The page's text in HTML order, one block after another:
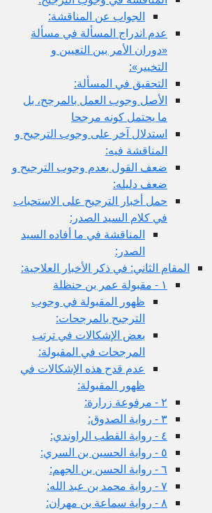
الجواب عن المناقشة:
عدم اندراج المسألة في مسألة
«دوران الأمر بين التعيين و
التخيير»:
التحقيق في المسألة:
الأصل وجوب العمل بالمرجح، بل
ما يحتمل كونه مرجحا
استدلال آخر على وجوب الترجيح و
المناقشة فيه:
ضعف القول بعدم وجوب الترجيح و
ضعف دليله:
حمل أخبار الترجيح على الاستحباب
في كلام السيد الصدر:
المناقشة في ما أفاده السيد
المقام الثاني: في ذكر الأخبار العلاجية:
ظهور المقبولة في وجوب
الترجيح بالمرجحات:
بعض الإشكالات في ترتب
المرجحات في المقبولة:
عدم قدح هذه الإشكالات في
ظهور المقبولة: